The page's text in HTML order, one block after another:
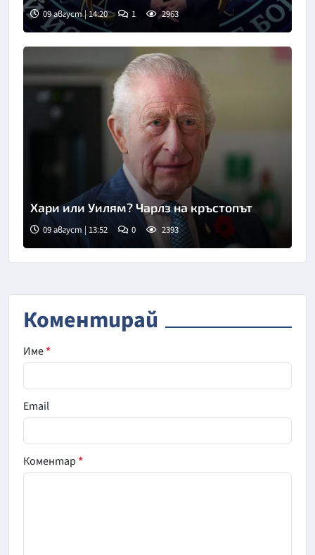
Снимка: bTV
09 август | 14:20 1 2963
Хари или Уилям? Чарлз на кръстопът
09 август | 13:52 0 2393
Коментирай
Име*
Email
Коментар*